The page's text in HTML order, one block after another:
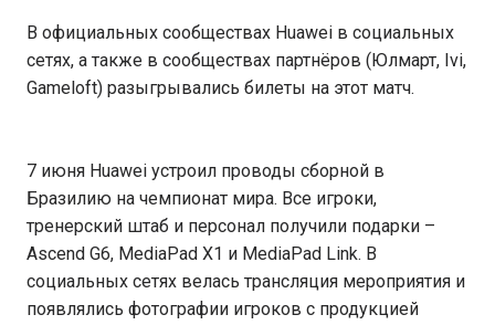
В официальных сообществах Huawei в социальных
сетях, а также в сообществах партнёров (Юлмарт, Ivi,
Gameloft) разыгрывались билеты на этот матч.
7 июня Huawei устроил проводы сборной в
Бразилию на чемпионат мира. Все игроки,
тренерский штаб и персонал получили подарки –
Ascend G6, MediaPad X1 и MediaPad Link. В
социальных сетях велась трансляция мероприятия и
появлялись фотографии игроков с продукцией